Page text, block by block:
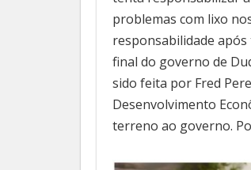
problemas com lixo
responsabilidade
final do governo de
sido feita por Fred
Desenvolvimento
terreno ao governo.